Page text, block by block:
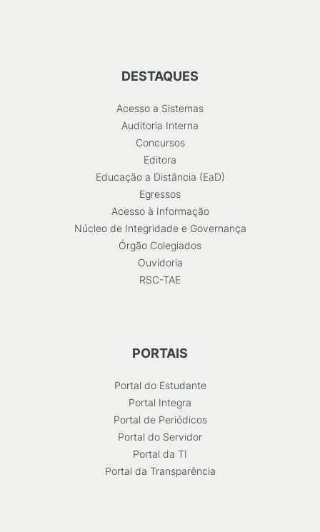
DESTAQUES
Acesso a Sistemas
Auditoria Interna
Concursos
Editora
Educação a Distância (EaD)
Egressos
Acesso à Informação
Núcleo de Integridade e Governança
Órgão Colegiados
Ouvidoria
RSC-TAE
PORTAIS
Portal do Estudante
Portal Integra
Portal de Periódicos
Portal do Servidor
Portal da TI
Portal da Transparência